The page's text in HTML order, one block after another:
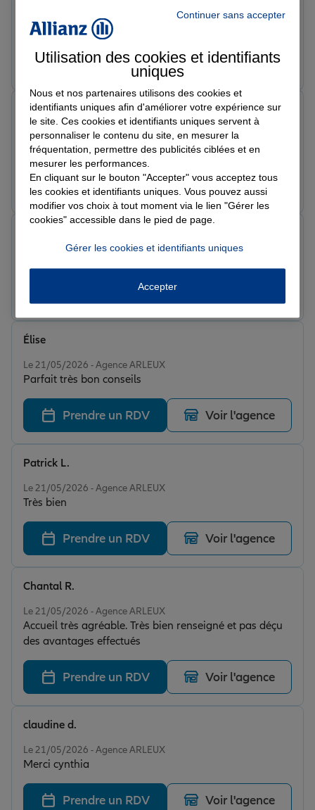
J’ai fait une tarification sur internet quelqu’un m’a
contacté dans les 10 minutes qui ont suivis, prix très
attractifs je ne peux que recommander !
Prendre un RDV Voir l'agence
Note de 5 sur 5
Le 22/05/2026 - Agence ARLEUX
Très bonne conseillère cassandre je recommande
Timote T.
Prendre un RDV Voir l'agence
Note de 5 sur 5
Prendre un RDV
Le 21/05/2026 - Agence ARLEUX
Parfait très bon conseils
Élise
Prendre un RDV Voir l'agence
Le 21/05/2026 - Agence ARLEUX
Très bien
Patrick L.
Prendre un RDV Voir l'agence
Le 21/05/2026 - Agence ARLEUX
Accueil très agréable. Très bien renseigné et pas déçu
des avantages effectués
Chantal R.
Prendre un RDV Voir l'agence
Le 21/05/2026 - Agence ARLEUX
Merci cynthia
claudine d.
Prendre un RDV Voir l'agence
Continuer sans accepter
Utilisation des cookies et identifiants
uniques
Nous et nos partenaires utilisons des cookies et
identifiants uniques afin d'améliorer votre expérience sur
le site. Ces cookies et identifiants uniques servent à
personnaliser le contenu du site, en mesurer la
fréquentation, permettre des publicités ciblées et en
mesurer les performances.
En cliquant sur le bouton "Accepter" vous acceptez tous
les cookies et identifiants uniques. Vous pouvez aussi
modifier vos choix à tout moment via le lien "Gérer les
cookies" accessible dans le pied de page.
Gérer les cookies et identifiants uniques
Accepter